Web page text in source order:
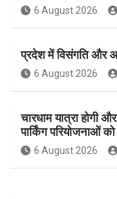
b
o
o
k
a
g
r
a
6 August 2026
प्रदेश में विसंगति और
6 August 2026
चारधाम यात्रा होगी
पार्किंग परियोजनाओं को
6 August 2026